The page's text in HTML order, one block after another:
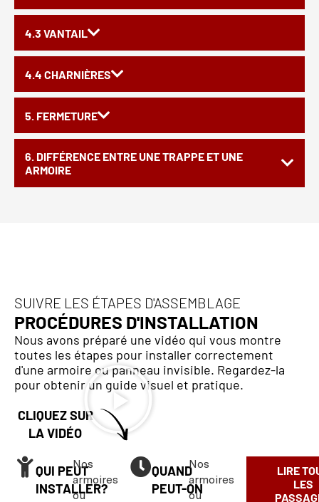
4.3 VANTAIL
4.4 CHARNIÈRES
5. FERMETURE
6. DIFFÉRENCE ENTRE UNE TRAPPE ET UNE
ARMOIRE
SUIVRE LES ÉTAPES D'ASSEMBLAGE
PROCÉDURES D'INSTALLATION
Nous avons préparé une vidéo qui vous montre
toutes les étapes pour installer correctement
d'une armoire ou panneau invisible. Regardez-la
pour obtenir un guide visuel et pratique.
CLIQUEZ SUR
LA VIDÉO
QUI PEUT
INSTALLER?
Nos
armoires
ou
QUAND
PEUT-ON
Nos
armoires
ou
LIRE
LES